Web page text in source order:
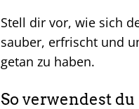
Stell dir vor, wie sich
sauber, erfrischt und
getan zu haben.
So verwendest